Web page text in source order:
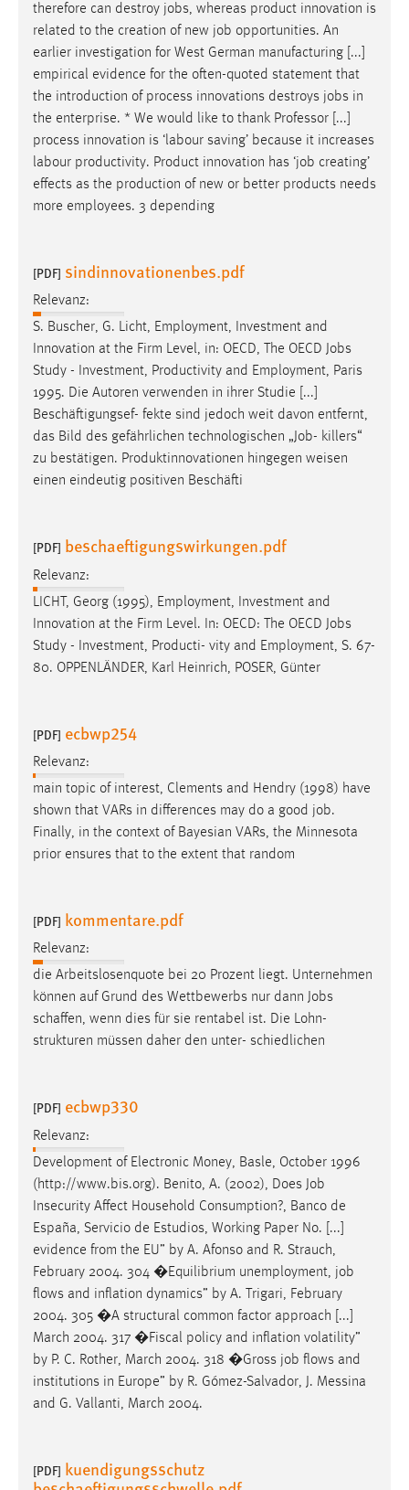
therefore can destroy jobs, whereas product innovation is
related to the creation of new job opportunities. An
earlier investigation for West German manufacturing [...]
empirical evidence for the often-quoted statement that
the introduction of process innovations destroys jobs in
the enterprise. * We would like to thank Professor [...]
process innovation is ‘labour saving’ because it increases
labour productivity. Product innovation has ‘job creating’
effects as the production of new or better products needs
more employees. 3 depending
[PDF] sindinnovationenbes.pdf
Relevanz:
S. Buscher, G. Licht, Employment, Investment and
Innovation at the Firm Level, in: OECD, The OECD Jobs
Study - Investment, Productivity and Employment, Paris
1995. Die Autoren verwenden in ihrer Studie [...]
Beschäftigungsef- fekte sind jedoch weit davon entfernt,
das Bild des gefährlichen technologischen „Job- killers“
zu bestätigen. Produktinnovationen hingegen weisen
einen eindeutig positiven Beschäfti
[PDF] beschaeftigungswirkungen.pdf
Relevanz:
LICHT, Georg (1995), Employment, Investment and
Innovation at the Firm Level. In: OECD: The OECD Jobs
Study - Investment, Producti- vity and Employment, S. 67-
80. OPPENLÄNDER, Karl Heinrich, POSER, Günter
[PDF] ecbwp254
Relevanz:
main topic of interest, Clements and Hendry (1998) have
shown that VARs in differences may do a good job.
Finally, in the context of Bayesian VARs, the Minnesota
prior ensures that to the extent that random
[PDF] kommentare.pdf
Relevanz:
die Arbeitslosenquote bei 20 Prozent liegt. Unternehmen
können auf Grund des Wettbewerbs nur dann Jobs
schaffen, wenn dies für sie rentabel ist. Die Lohn-
strukturen müssen daher den unter- schiedlichen
[PDF] ecbwp330
Relevanz:
Development of Electronic Money, Basle, October 1996
(http://www.bis.org). Benito, A. (2002), Does Job
Insecurity Affect Household Consumption?, Banco de
España, Servicio de Estudios, Working Paper No. [...]
evidence from the EU” by A. Afonso and R. Strauch,
February 2004. 304 �Equilibrium unemployment, job
flows and inflation dynamics” by A. Trigari, February
2004. 305 �A structural common factor approach [...]
March 2004. 317 �Fiscal policy and inflation volatility”
by P. C. Rother, March 2004. 318 �Gross job flows and
institutions in Europe” by R. Gómez-Salvador, J. Messina
and G. Vallanti, March 2004.
[PDF] kuendigungsschutz
Zweck:
Für performante Seitenauslieferung wird in diesem Cookie
gespeichert, ob man eingeloggt ist.
Sprachpräferenz
Name:
site-language-preference
Zweck:
Das Cookie speichert die gewählte Sprache der Website.
30 Tage
Chat
Name:
MibewSessionID, MIBEW_UserID, mibew_locale, mibew-
chat-frame-style-5e9dbeb1811c0446
Zweck:
Wird benötigt um die Chatfunktion nutzen zu können.
Cookie Laufzeit:
Jahre, MIBEW_UserID = 1 Jahr
Login
Name:
fe_user, be_user, be_lastLoginProvider
einloggen zu können.
Cookie Laufzeit:
24 Stunden
STATISTIK
unsere Besucher unsere Website nutzen.
Matomo
Name:
_pk_ref, _pk_cvar, _pk_id, _pk_ses
Cookie Laufzeit:
Max. 13 Monate
MARKETING
Marketing Cookies werden von Drittanbietern
verwendet, um personalisierte Werbung anzuzeigen.
Sie tun dies, indem sie Besucher über Websites
hinweg verfolgen.
Google Ads
Name:
_gcl_au